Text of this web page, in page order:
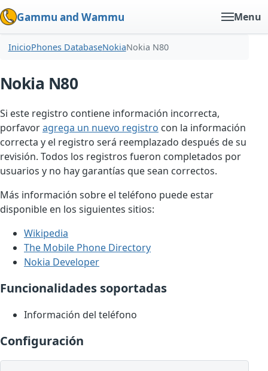
Gammu and Wammu Menu
InicioPhones DatabaseNokiaNokia N80
Nokia N80
Si este registro contiene información incorrecta,
porfavoragrega un nuevo registro con la información
correcta y el registro será reemplazado después de su
revisión. Todos los registros fueron completados por
usuarios y no hay garantías que sean correctos.
Más información sobre el teléfono puede estar
disponible en los siguientes sitios:
Wikipedia
The Mobile Phone Directory
Nokia Developer
Funcionalidades soportadas
Información del teléfono
Configuración